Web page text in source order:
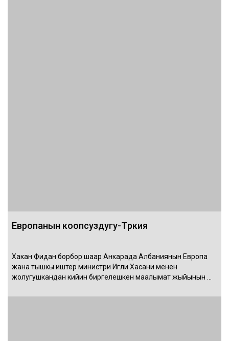
Европанын коопсуздугу-Түркия
Хакан Фидан борбор шаар Анкарада Албаниянын Европа
жана тышкы иштер министри Игли Хасани менен
жолугушкандан кийин биргелешкен маалымат жыйынын …